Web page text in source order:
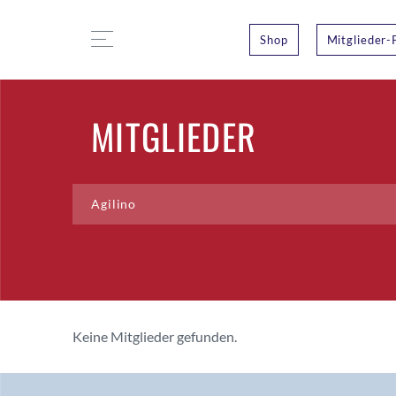
Shop Mitglieder-
MITGLIEDER
Keine Mitglieder gefunden.